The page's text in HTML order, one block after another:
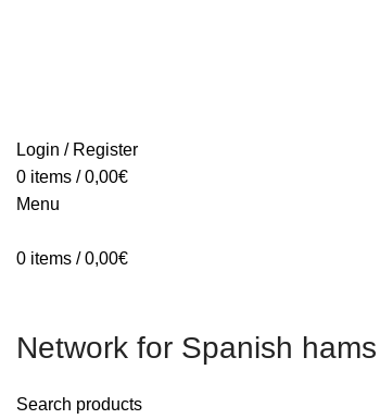
Login / Register
0 items / 0,00€
Menu
0 items / 0,00€
Network for Spanish hams
Search products